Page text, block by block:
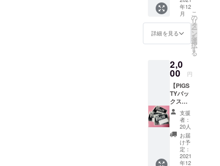
ステッ
カー。
※支援金
額は、
申し込
み時に
せ支
援」が
可能で
す。 も
ちろ
ん、お
気持ち
で構い
ませ
ん。
年12
月
詳細を見る
こ
の
リ
タ
ー
ン
を
選
択
す
る
2,0
00 円
【PIGS
TYバッ
クス
テージ
パスス
テッ
カー
セッ
ト】
PIGSTY
のバッ
支援
者：
20人
お届
け予
定：
2021
年12